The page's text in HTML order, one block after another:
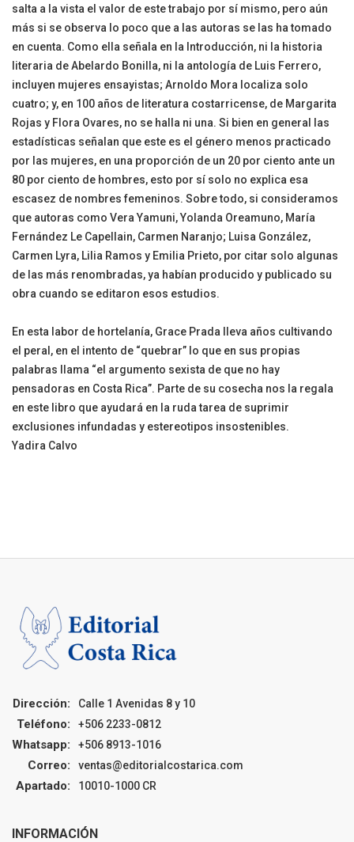
salta a la vista el valor de este trabajo por sí mismo, pero aún
más si se observa lo poco que a las autoras se las ha tomado
en cuenta. Como ella señala en la Introducción, ni la historia
literaria de Abelardo Bonilla, ni la antología de Luis Ferrero,
incluyen mujeres ensayistas; Arnoldo Mora localiza solo
cuatro; y, en 100 años de literatura costarricense, de Margarita
Rojas y Flora Ovares, no se halla ni una. Si bien en general las
estadísticas señalan que este es el género menos practicado
por las mujeres, en una proporción de un 20 por ciento ante un
80 por ciento de hombres, esto por sí solo no explica esa
escasez de nombres femeninos. Sobre todo, si consideramos
que autoras como Vera Yamuni, Yolanda Oreamuno, María
Fernández Le Capellain, Carmen Naranjo; Luisa González,
Carmen Lyra, Lilia Ramos y Emilia Prieto, por citar solo algunas
de las más renombradas, ya habían producido y publicado su
obra cuando se editaron esos estudios.
En esta labor de hortelanía, Grace Prada lleva años cultivando
el peral, en el intento de “quebrar” lo que en sus propias
palabras llama “el argumento sexista de que no hay
pensadoras en Costa Rica”. Parte de su cosecha nos la regala
en este libro que ayudará en la ruda tarea de suprimir
exclusiones infundadas y estereotipos insostenibles.
Yadira Calvo
Dirección: Calle 1 Avenidas 8 y 10
Teléfono: +506 2233-0812
Whatsapp: +506 8913-1016
Correo: ventas@editorialcostarica.com
Apartado: 10010-1000 CR
INFORMACIÓN